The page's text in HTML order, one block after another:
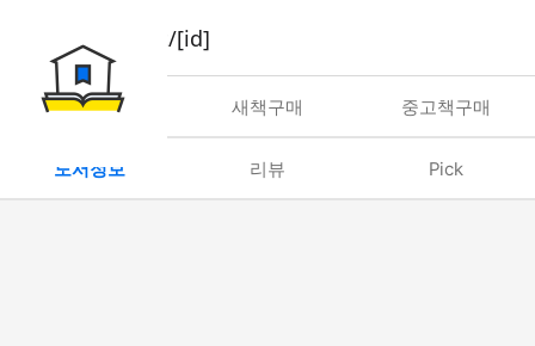
book/rent/[id]
대여 새책구매 중고책구매
도서정보 리뷰 Pick